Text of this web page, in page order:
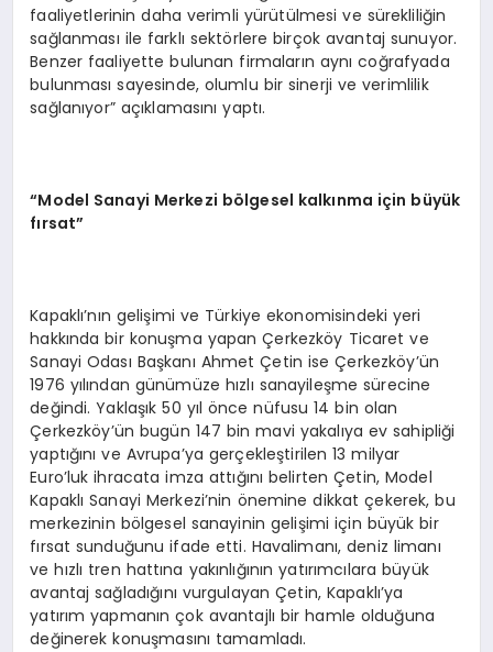
faaliyetlerinin daha verimli yürütülmesi ve sürekliliğin
sağlanması ile farklı sektörlere birçok avantaj sunuyor.
Benzer faaliyette bulunan firmaların aynı coğrafyada
bulunması sayesinde, olumlu bir sinerji ve verimlilik
sağlanıyor” açıklamasını yaptı.
“Model Sanayi Merkezi bölgesel kalkınma için büyük
fırsat”
Kapaklı’nın gelişimi ve Türkiye ekonomisindeki yeri
hakkında bir konuşma yapan Çerkezköy Ticaret ve
Sanayi Odası Başkanı Ahmet Çetin ise Çerkezköy’ün
1976 yılından günümüze hızlı sanayileşme sürecine
değindi. Yaklaşık 50 yıl önce nüfusu 14 bin olan
Çerkezköy’ün bugün 147 bin mavi yakalıya ev sahipliği
yaptığını ve Avrupa’ya gerçekleştirilen 13 milyar
Euro’luk ihracata imza attığını belirten Çetin, Model
Kapaklı Sanayi Merkezi’nin önemine dikkat çekerek, bu
merkezinin bölgesel sanayinin gelişimi için büyük bir
fırsat sunduğunu ifade etti. Havalimanı, deniz limanı
ve hızlı tren hattına yakınlığının yatırımcılara büyük
avantaj sağladığını vurgulayan Çetin, Kapaklı’ya
yatırım yapmanın çok avantajlı bir hamle olduğuna
değinerek konuşmasını tamamladı.